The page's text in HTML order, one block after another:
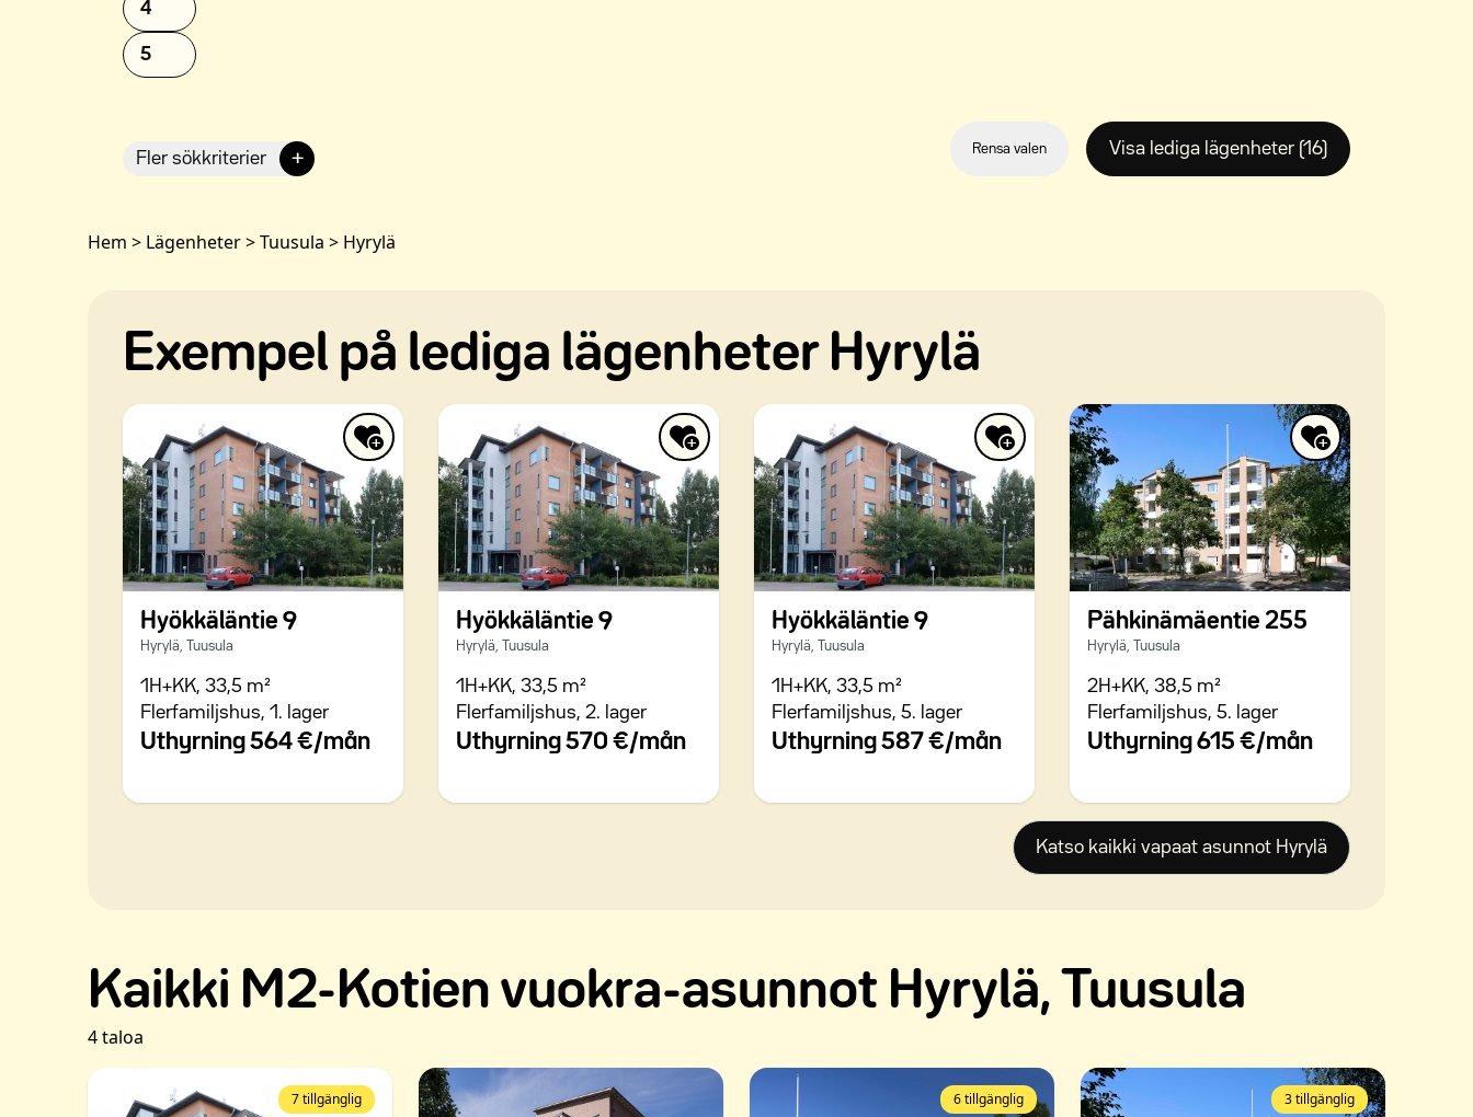
4
5
Fler sökkriterier + Rensa valen Visa lediga lägenheter (16)
Hem > Lägenheter>Tuusula > Hyrylä
Exempel på lediga lägenheter Hyrylä
Hyökkäläntie 9
Hyrylä, Tuusula
1H+KK, 33,5 m²
Flerfamiljshus, 1. lager
Uthyrning 564 €/mån
Hyökkäläntie 9
Hyrylä, Tuusula
1H+KK, 33,5 m²
Flerfamiljshus, 2. lager
Uthyrning 570 €/mån
Hyökkäläntie 9
Hyrylä, Tuusula
1H+KK, 33,5 m²
Flerfamiljshus, 5. lager
Uthyrning 587 €/mån
Pähkinämäentie 255
Hyrylä, Tuusula
2H+KK, 38,5 m²
Flerfamiljshus, 5. lager
Uthyrning 615 €/mån
Katso kaikki vapaat asunnot Hyrylä
Kaikki M2-Kotien vuokra-asunnot Hyrylä, Tuusula
4 taloa
7 tillgänglig 6 tillgänglig 3 tillgänglig